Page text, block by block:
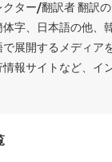
ター/翻訳者 翻訳
字、日本語の他、
展開するメディア
報サイトなど、イ